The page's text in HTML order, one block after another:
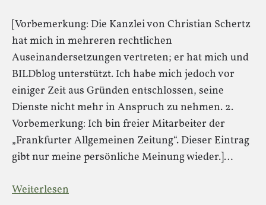
[Vorbemerkung: Die Kanzlei von Christian Schertz
hat mich in mehreren rechtlichen
Auseinandersetzungen vertreten; er hat mich und
BILDblog unterstützt. Ich habe mich jedoch vor
einiger Zeit aus Gründen entschlossen, seine
Dienste nicht mehr in Anspruch zu nehmen. 2.
Vorbemerkung: Ich bin freier Mitarbeiter der
„Frankfurter Allgemeinen Zeitung“. Dieser Eintrag
gibt nur meine persönliche Meinung wieder.]…
Weiterlesen